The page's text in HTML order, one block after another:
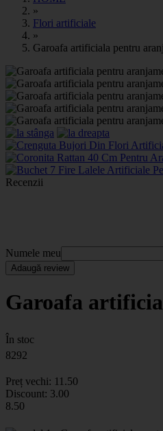
»
Flori artificiale
»
Garoafa artificiala pentru
Recenzii
Numele meu
Adaugă review
Garoafa
În stoc
8292
Preț vechi: 11 .50
Discount: 3.00
8.50